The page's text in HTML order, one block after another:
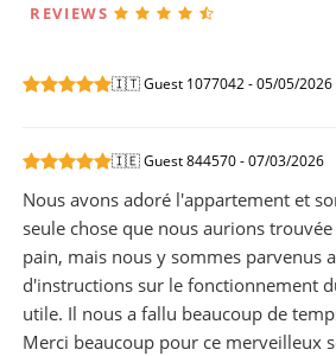
REVIEWS
🇮🇹 Guest 1077042 - 05/05/2026
🇮🇪 Guest 844570 - 07/03/2026
Nous avons adoré l'appartement et
seule chose que nous aurions
pain, mais nous y sommes parvenus
d'instructions sur le fonctionnement
utile. Il nous a fallu beaucoup de
Merci beaucoup pour ce merveilleux